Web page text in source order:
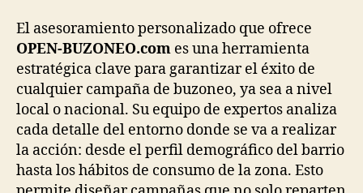
El asesoramiento personalizado que ofrece
OPEN-BUZONEO.com es una herramienta
estratégica clave para garantizar el éxito de
cualquier campaña de buzoneo, ya sea a nivel
local o nacional. Su equipo de expertos analiza
cada detalle del entorno donde se va a realizar
la acción: desde el perfil demográfico del barrio
hasta los hábitos de consumo de la zona. Esto